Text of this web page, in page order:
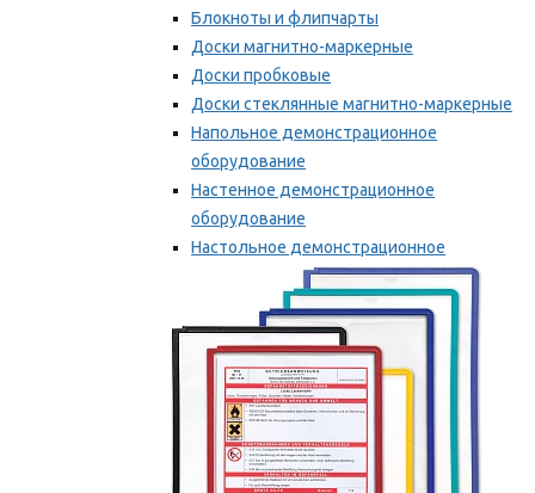
Блокноты и флипчарты
Доски магнитно-маркерные
Доски пробковые
Доски стеклянные магнитно-маркерные
Напольное демонстрационное
оборудование
Настенное демонстрационное
оборудование
Настольное демонстрационное
оборудование
Мы рекомендуем